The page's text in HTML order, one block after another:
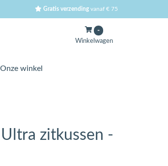
Gratis verzending vanaf € 75
-
Winkelwagen
Onze winkel
zitkussen -